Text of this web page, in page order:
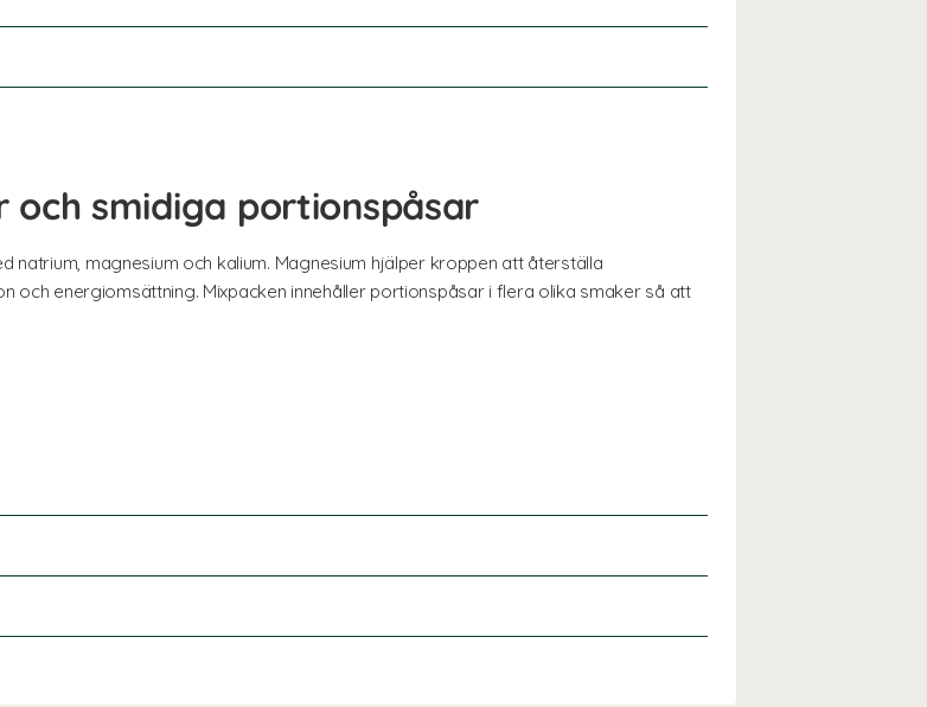
smidiga portionspåsar
natrium, magnesium och kalium. Magnesium hjälper kroppen att återställa
och energiomsättning. Mixpacken innehåller portionspåsar i flera olika smaker så att